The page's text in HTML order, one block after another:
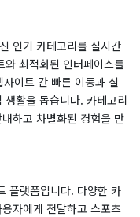
인기 카테고리를 실시간
최적화된 인터페이스를
이트 간 빠른 이동과 실
활을 돕습니다. 카테고리
하고 차별화된 경험을 만
플랫폼입니다. 다양한 카
자에게 전달하고 스포츠